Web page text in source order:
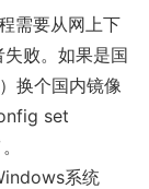
需要从网上下
败。如果是国
换个国内镜像
set
系统